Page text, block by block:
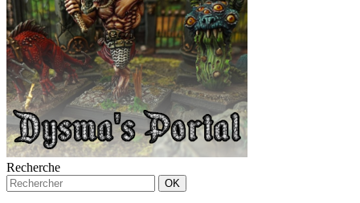
Recherche